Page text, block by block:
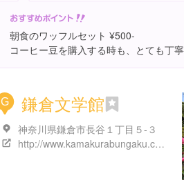
朝食のワッフルセット ¥500-
コーヒー豆を購入する時も、とても丁
G 鎌倉文学館
神奈川県鎌倉市長谷１丁目５-３
http://www.kamakurabungaku.com/